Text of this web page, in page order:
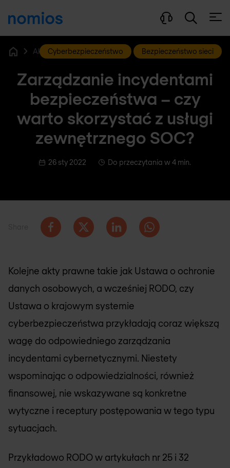
Aktualności i blog
Cyberbezpieczeństwo Bezpieczeństwo sieci
Zarządzanie incydentami
bezpieczeństwa – czy
warto skorzystać z usługi
zewnętrznego SOC?
26 sty 2022 Do przeczytania w 4 min.
Kolejne akty prawne takie jak Ustawa o ochronie
danych osobowych, a wcześniej RODO, czy
Ustawa o krajowym systemie
cyberbezpieczeństwa przykładają coraz większą
wagę do odpowiedniego zarządzania
incydentami cybernetycznymi. Niestety
wspominając o odpowiedzialności, również
finansowej, nie wskazywane są konkretne
wytyczne i receptury postępowania w tego typu
sytuacjach.
Przykładowo RODO w artykułach nr 25 i 32